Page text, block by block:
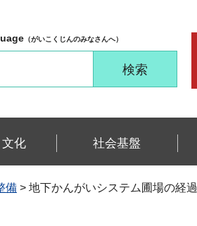
（がいこくじんのみなさんへ）
化 社会基盤
備 > 地下かんがいシステム圃場の経過